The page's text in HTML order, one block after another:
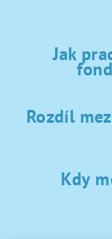
Jak
Rozdíl
Kdy